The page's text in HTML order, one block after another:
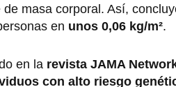
masa corporal. Así,
en unos 0,06 kg/m².
en la revista JAMA
con alto riesgo